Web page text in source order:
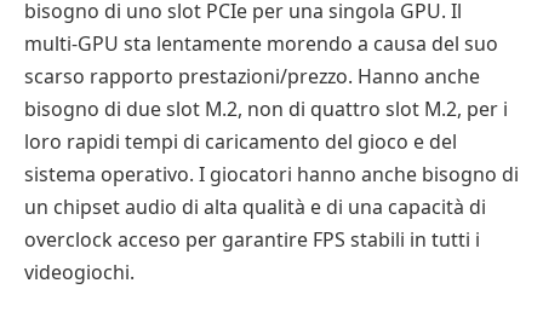
bisogno di uno slot PCIe per una singola GPU. Il
multi-GPU sta lentamente morendo a causa del suo
scarso rapporto prestazioni/prezzo. Hanno anche
bisogno di due slot M.2, non di quattro slot M.2, per i
loro rapidi tempi di caricamento del gioco e del
sistema operativo. I giocatori hanno anche bisogno di
un chipset audio di alta qualità e di una capacità di
overclock acceso per garantire FPS stabili in tutti i
videogiochi.